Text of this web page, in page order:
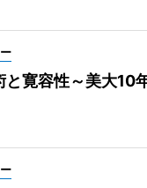
と寛容性～美大